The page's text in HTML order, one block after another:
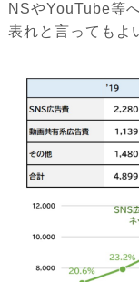
NSやYouTube等
表れと言ってもよ